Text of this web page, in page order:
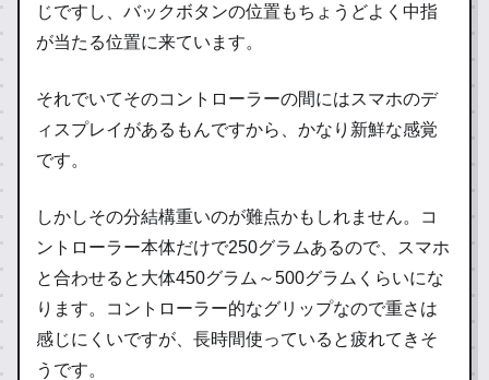
じですし、バックボタンの位置もちょうどよく中指
が当たる位置に来ています。
それでいてそのコントローラーの間にはスマホのデ
ィスプレイがあるもんですから、かなり新鮮な感覚
です。
しかしその分結構重いのが難点かもしれません。コ
ントローラー本体だけで250グラムあるので、スマホ
と合わせると大体450グラム～500グラムくらいにな
ります。コントローラー的なグリップなので重さは
感じにくいですが、長時間使っていると疲れてきそ
うです。